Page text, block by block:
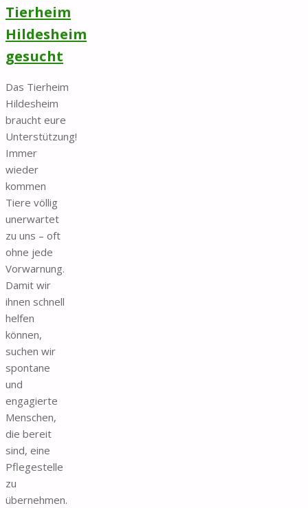
Tierheim
Hildesheim
gesucht
Das Tierheim
Hildesheim
braucht eure
Unterstützung!
Immer
wieder
kommen
Tiere völlig
unerwartet
zu uns – oft
ohne jede
Vorwarnung.
Damit wir
ihnen schnell
helfen
können,
suchen wir
spontane
und
engagierte
Menschen,
die bereit
sind, eine
Pflegestelle
zu
übernehmen.